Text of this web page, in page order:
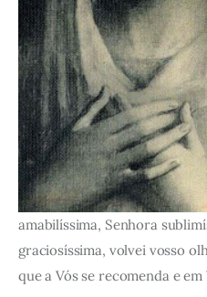
amabilíssima, Senhora
graciosíssima, volvei vosso
que a Vós se recomenda e